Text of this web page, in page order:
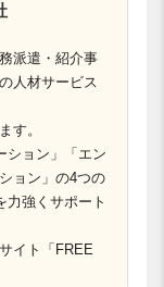
派遣・紹介事
人材サービス
す。
ション」「エン
ョン」の4つの
力強くサポート
イト「FREE